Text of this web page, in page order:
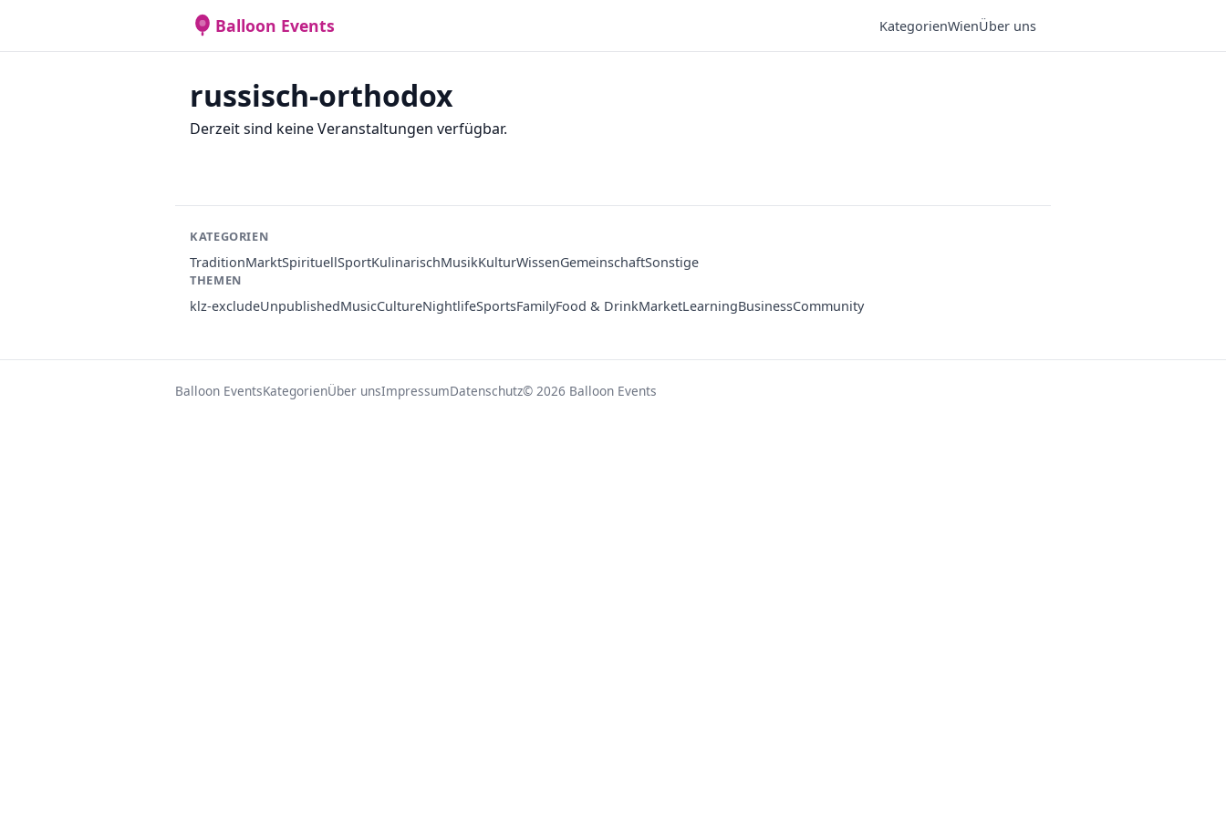
Balloon Events KategorienWienÜber uns
russisch-orthodox
Derzeit sind keine Veranstaltungen verfügbar.
KATEGORIEN
TraditionMarktSpirituellSportKulinarischMusikKulturWissenGemeinschaftSonstige
THEMEN
klz-excludeUnpublishedMusicCultureNightlifeSportsFamilyFood & DrinkMarketLearningBusinessCommunity
Balloon EventsKategorienÜber unsImpressumDatenschutz© 2026 Balloon Events